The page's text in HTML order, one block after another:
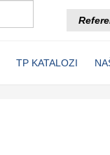
TP KATALOZI